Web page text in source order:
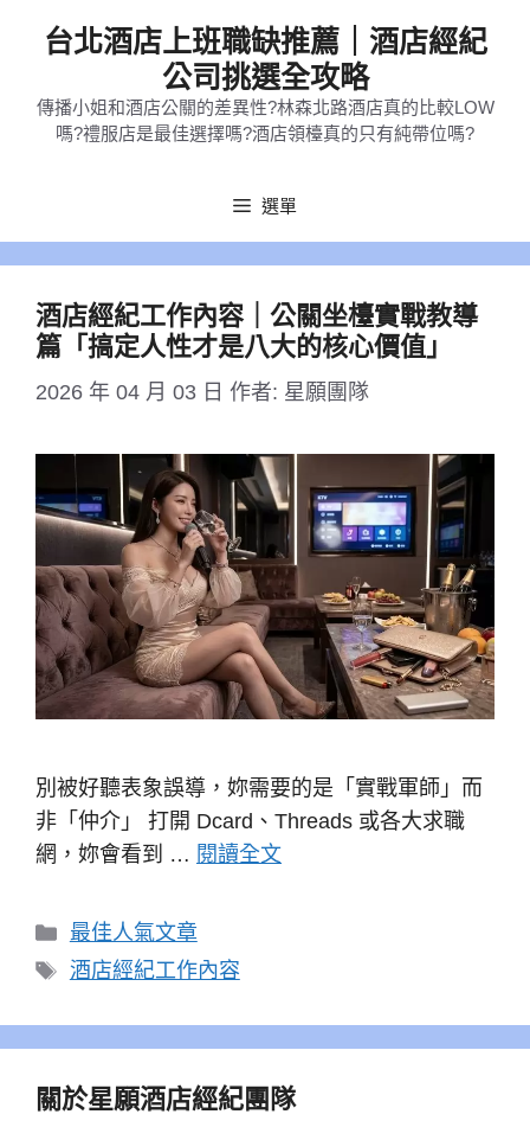
台北酒店上班職缺推薦｜酒店經紀
公司挑選全攻略
傳播小姐和酒店公關的差異性?林森北路酒店真的比較LOW
嗎?禮服店是最佳選擇嗎?酒店領檯真的只有純帶位嗎?
選單
酒店經紀工作內容｜公關坐檯實戰教導
篇「搞定人性才是八大的核心價值」
2026 年 04 月 03 日 作者: 星願團隊
別被好聽表象誤導，妳需要的是「實戰軍師」而
非「仲介」 打開 Dcard、Threads 或各大求職
網，妳會看到 … 閱讀全文
分
類
最佳人氣文章
標
酒店經紀工作內容
關於星願酒店經紀團隊